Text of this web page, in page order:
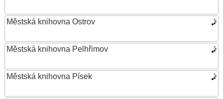
Městská knihovna Ostrov
Městská knihovna Pelhřimov
Městská knihovna Písek